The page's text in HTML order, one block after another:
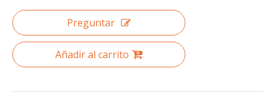
La UL múltiple del arnés de cable de la base del arnés de cable de encargo certificó prenda impermeable del cable
Preguntar
Añadir al carrito